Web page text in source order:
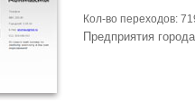
Кол-во переходов:
Предприятия города